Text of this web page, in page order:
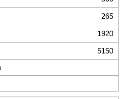
265
1920
5150